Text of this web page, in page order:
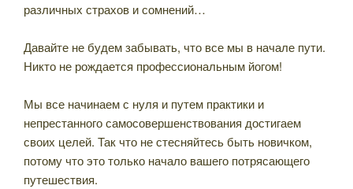
различных страхов и сомнений…
Давайте не будем забывать, что все мы в начале пути.
Никто не рождается профессиональным йогом!
Мы все начинаем с нуля и путем практики и
непрестанного самосовершенствования достигаем
своих целей. Так что не стесняйтесь быть новичком,
потому что это только начало вашего потрясающего
путешествия.